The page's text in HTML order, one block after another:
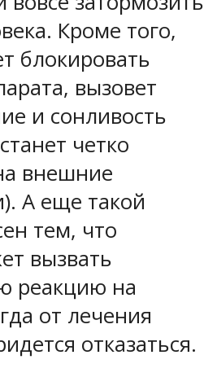
Кроме того,
блокировать
вызовет
и сонливость
четко
внешние
А еще такой
тем, что
вызвать
реакцию на
от лечения
отказаться.